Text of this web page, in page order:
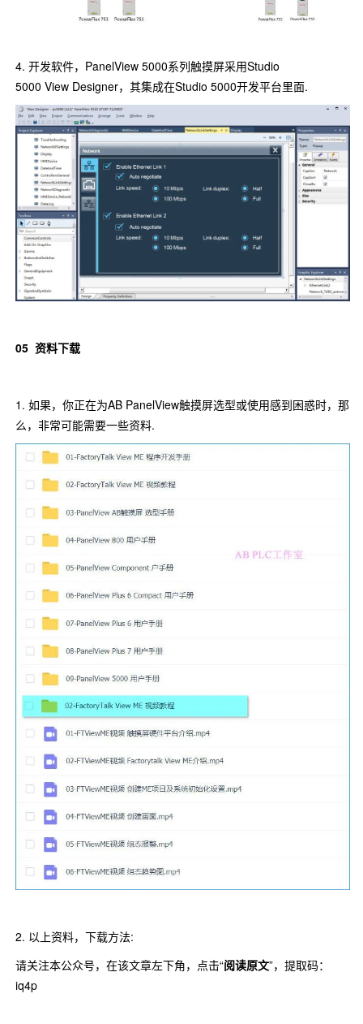
4. 开发软件，PanelView 5000系列触摸屏采用Studio
5000 View Designer，其集成在Studio 5000开发平台里面.
05 资料下载
1. 如果，你正在为AB PanelView触摸屏选型或使用感到困惑时，那
么，非常可能需要一些资料.
2. 以上资料，下载方法:
请关注本公众号，在该文章左下角，点击“阅读原文”，提取码：
iq4p